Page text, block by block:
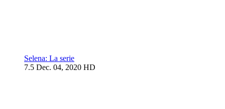
Selena: La serie
7.5 Dec. 04, 2020 HD